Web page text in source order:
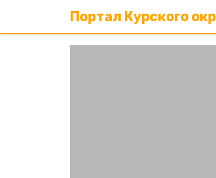
Портал Курского